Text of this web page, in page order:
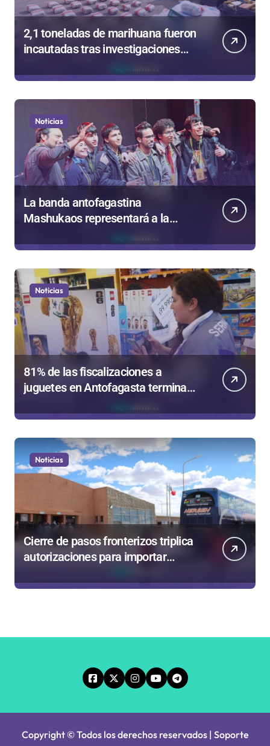
2,1 toneladas de marihuana fueron
incautadas tras investigaciones
Noticias
La banda antofagastina
Mashukaos representará a la
de Valparaíso
Noticias
81% de las fiscalizaciones a
juguetes en Antofagasta termina
en sumarios sanitarios
Noticias
Cierre de pasos fronterizos triplica
autorizaciones para importar
Copyright © Todos los derechos reservados | Soporte